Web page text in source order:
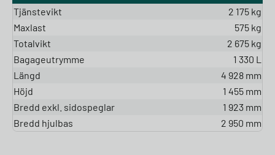
Tjänstevikt
2 175 kg
Maxlast
575 kg
Totalvikt
2 675 kg
Bagageutrymme
1 330 L
Längd
4 928 mm
Höjd
1 455 mm
Bredd exkl. sidospeglar
1 923 mm
Bredd hjulbas
2 950 mm